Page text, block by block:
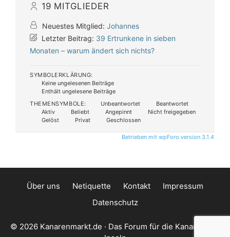
19 MITGLIEDER
Neuestes Mitglied: Johannes
Letzter Beitrag: 39 Ertrunkene in sieben
Monaten – warum ändert sich nichts?
SYMBOLERKLÄRUNG:
Keine ungelesenen Beiträge
Enthält ungelesene Beiträge
THEMENSYMBOLE:
Unbeantwortet
Beantwortet
Aktiv
Beliebt Angepinnt
Nicht freigegeben
Gelöst
Privat Geschlossen
Betrieben mit wpForo version 3.1.4
Über uns Netiquette Kontakt
Impressum
Datenschutz
© 2026 Kanarenmarkt.de · Das Forum für die Kanarischen